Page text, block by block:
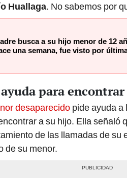
Huallaga. No sabemos por
busca a su hijo menor de 12
una semana, fue visto por
para
desaparecido pide ayuda a
a su hijo. Ella señaló
de las llamadas de su
de su menor.